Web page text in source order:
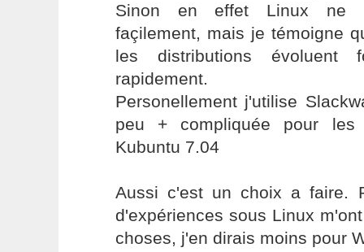
Sinon en effet Linux ne
façilement, mais je témoigne
les distributions évoluent
rapidement.
Personellement j'utilise
peu + compliquée pour les
Kubuntu 7.04
Aussi c'est un choix a faire.
d'expériences sous Linux
choses, j'en dirais moins pour